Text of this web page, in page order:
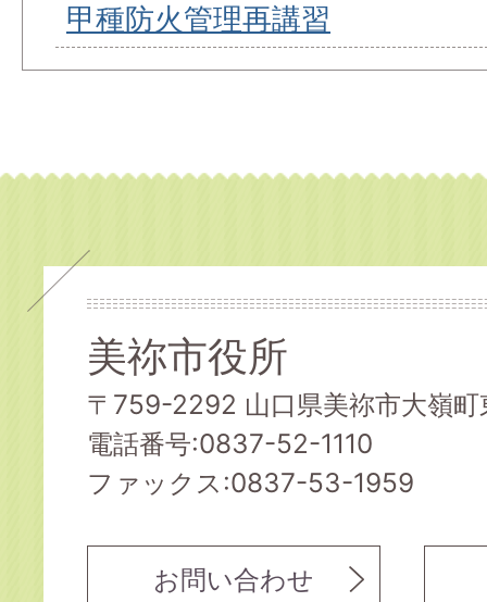
甲種防火管理再講習
美祢市役所
〒759-2292 山口県美祢市大嶺
電話番号:0837-52-1110
ファックス:0837-53-1959
お問い合わせ